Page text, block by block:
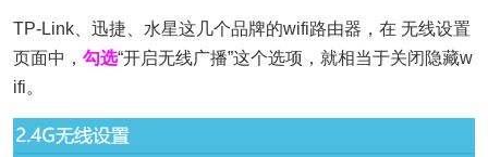
TP-Link、迅捷、水星这几个品牌的wifi路由器，在 无线设置
页面中， 勾选“开启无线广播”这个选项，就相当于关闭隐藏w
ifi。